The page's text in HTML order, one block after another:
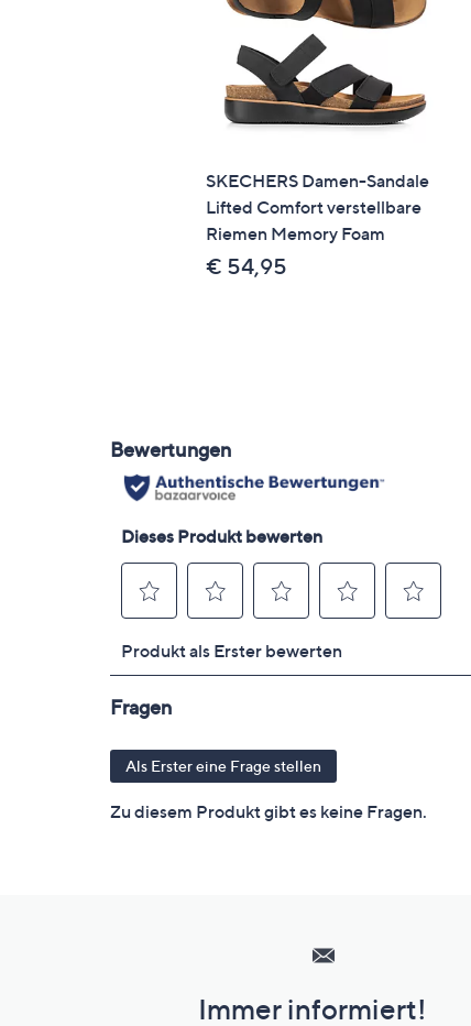
SKECHERS Damen-Sandale
Lifted Comfort verstellbare
Riemen Memory Foam
€ 54,95
Unternehmensinformationen
Immer informiert!